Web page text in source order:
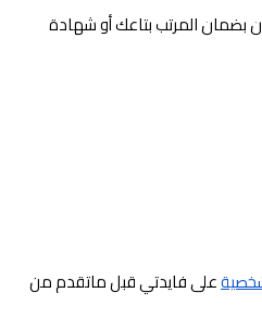
بضمان المرتب بتاعك أو شهادة
على فايدتي قبل ماتقدم من